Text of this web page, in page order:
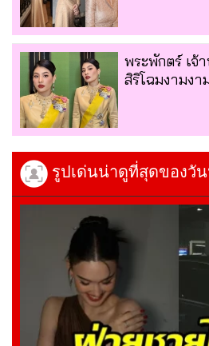
พระพักตร์ เจ้
สิริโฉมงามงา
รูปเด่นน่าดูที่สุดของวั